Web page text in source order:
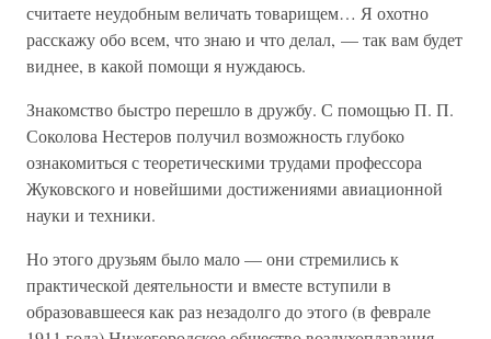
считаете неудобным величать товарищем… Я охотно
расскажу обо всем, что знаю и что делал, — так вам будет
виднее, в какой помощи я нуждаюсь.
Знакомство быстро перешло в дружбу. С помощью П. П.
Соколова Нестеров получил возможность глубоко
ознакомиться с теоретическими трудами профессора
Жуковского и новейшими достижениями авиационной
науки и техники.
Но этого друзьям было мало — они стремились к
практической деятельности и вместе вступили в
образовавшееся как раз незадолго до этого (в феврале